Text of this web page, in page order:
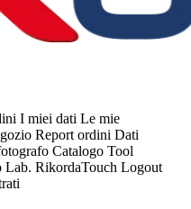
I miei dati Le mie
Report ordini Dati
Catalogo Tool
Lab. RikordaTouch Logout